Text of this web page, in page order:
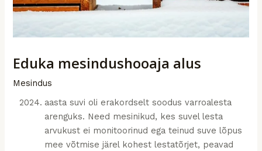
Eduka mesindushooaja alus
Mesindus
aasta suvi oli erakordselt soodus varroalesta
arenguks. Need mesinikud, kes suvel lesta
arvukust ei monitoorinud ega teinud suve lõpus
mee võtmise järel kohest lestatõrjet, peavad